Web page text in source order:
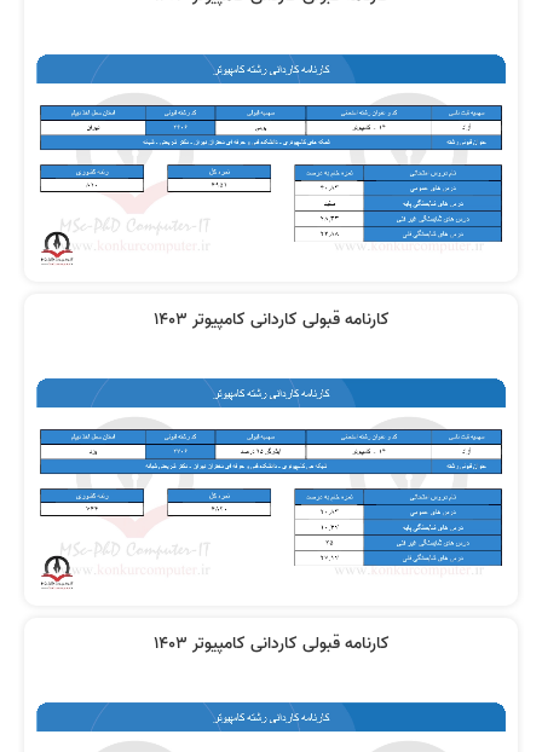
کارنامه قبولی کاردانی کامپیوتر 1403
کارنامه قبولی کاردانی کامپیوتر 1403